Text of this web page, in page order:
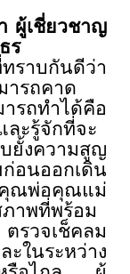
ผู้เชี่ยวชาญ
ธร
าบกันดีว่า
ารถคาด
รถทำได้คือ
ละรู้จักที่จะ
ยั้งความสูญ
อนออกเดิน
คุณพ่อคุณแม่
าพที่พร้อม
รวจเช็คลม
ในระหว่าง